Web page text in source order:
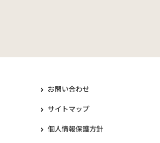
お問い合わせ
サイトマップ
個人情報保護方針